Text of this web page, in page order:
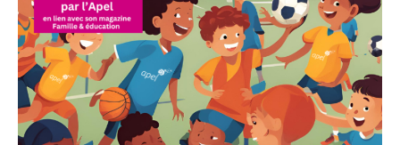
sur
l'Apel